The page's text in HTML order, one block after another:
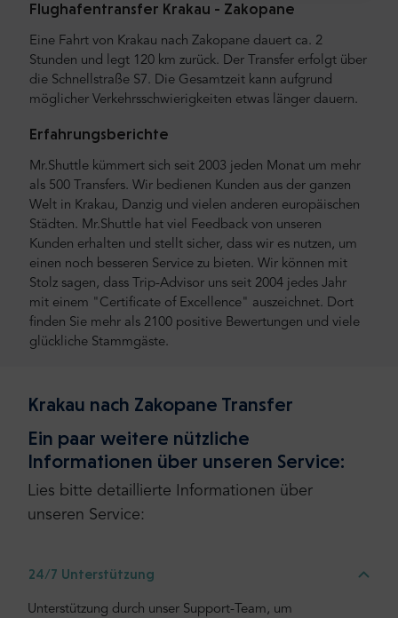
Flughafentransfer Krakau - Zakopane
Eine Fahrt von Krakau nach Zakopane dauert ca. 2
Stunden und legt 120 km zurück. Der Transfer erfolgt über
die Schnellstraße S7. Die Gesamtzeit kann aufgrund
möglicher Verkehrsschwierigkeiten etwas länger dauern.
Erfahrungsberichte
Mr.Shuttle kümmert sich seit 2003 jeden Monat um mehr
als 500 Transfers. Wir bedienen Kunden aus der ganzen
Welt in Krakau, Danzig und vielen anderen europäischen
Städten. Mr.Shuttle hat viel Feedback von unseren
Kunden erhalten und stellt sicher, dass wir es nutzen, um
einen noch besseren Service zu bieten. Wir können mit
Stolz sagen, dass Trip-Advisor uns seit 2004 jedes Jahr
mit einem "Certificate of Excellence" auszeichnet. Dort
finden Sie mehr als 2100 positive Bewertungen und viele
glückliche Stammgäste.
Krakau nach Zakopane Transfer
Ein paar weitere nützliche
Informationen über unseren Service:
Lies bitte detaillierte Informationen über
unseren Service:
24/7 Unterstützung
Unterstützung durch unser Support-Team, um